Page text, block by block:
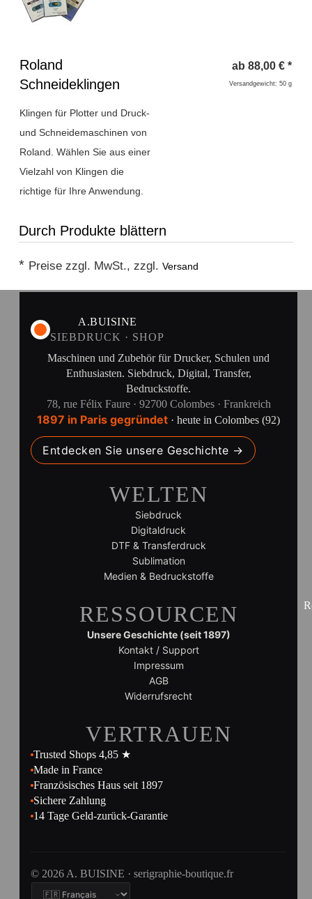
Überschrift
1
Roland
Schneideklingen
Klingen für Plotter und Druck-
und Schneidemaschinen von
Roland. Wählen Sie aus einer
Vielzahl von Klingen die
richtige für Ihre Anwendung.
ab 88,00 € *
Versandgewicht: 50 g
Durch Produkte blättern
* Preise zzgl. MwSt., zzgl.Versand
A.BUISINE
SIEBDRUCK · SHOP
Maschinen und Zubehör für Drucker, Schulen und
Enthusiasten. Siebdruck, Digital, Transfer,
Bedruckstoffe.
78, rue Félix Faure · 92700 Colombes · Frankreich
1897 in Paris gegründet · heute in Colombes (92)
Entdecken Sie unsere Geschichte →
WELTEN
Siebdruck
Digitaldruck
DTF & Transferdruck
Sublimation
Medien & Bedruckstoffe
RESSOURCEN
Unsere Geschichte (seit 1897)
Kontakt / Support
Impressum
AGB
Widerrufsrecht
VERTRAUEN
Trusted Shops 4,85 ★
Made in France
Französisches Haus seit 1897
Sichere Zahlung
14 Tage Geld-zurück-Garantie
© 2026 A. BUISINE · serigraphie-boutique.fr